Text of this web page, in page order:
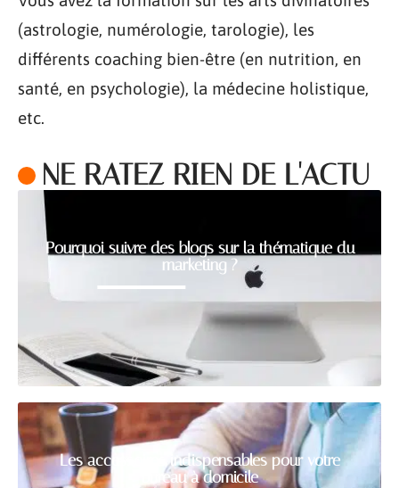
(astrologie, numérologie, tarologie), les
différents coaching bien-être (en nutrition, en
santé, en psychologie), la médecine holistique,
etc.
NE RATEZ RIEN DE L'ACTU
Pourquoi suivre des blogs sur la thématique du
marketing ?
Les accessoires indispensables pour votre
bureau à domicile